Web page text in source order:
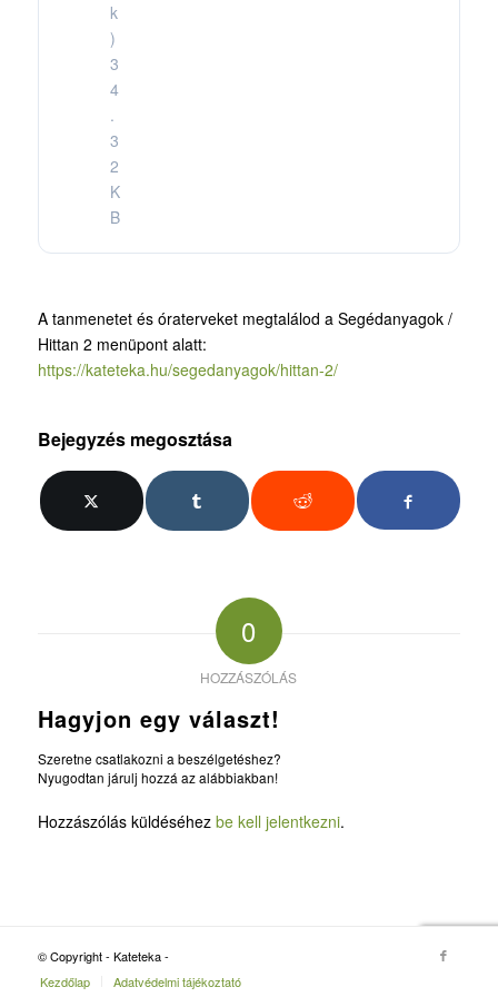
k
)
3
4
.
3
2
K
B
A tanmenetet és óraterveket megtalálod a Segédanyagok /
Hittan 2 menüpont alatt:
https://kateteka.hu/segedanyagok/hittan-2/
Bejegyzés megosztása
0
HOZZÁSZÓLÁS
Hagyjon egy választ!
Szeretne csatlakozni a beszélgetéshez?
Nyugodtan járulj hozzá az alábbiakban!
Hozzászólás küldéséhez be kell jelentkezni.
© Copyright - Kateteka -
Kezdőlap
Adatvédelmi tájékoztató